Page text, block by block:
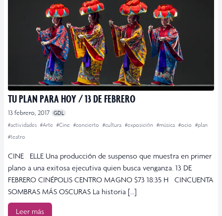
TU PLAN PARA HOY / 13 DE FEBRERO
13 febrero, 2017 GDL
#actividades #Arte #Cine #concierto #cultura #exposición #música #ocio #plan
#teatro
CINE ELLE Una producción de suspenso que muestra en primer
plano a una exitosa ejecutiva quien busca venganza. 13 DE
FEBRERO CINÉPOLIS CENTRO MAGNO $73 18:35 H CINCUENTA
SOMBRAS MÁS OSCURAS La historia […]
Leer más